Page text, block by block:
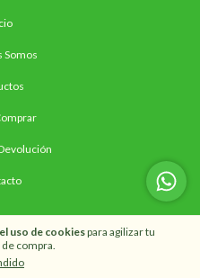
uso de cookiespara agilizar tu
compra.
Somos